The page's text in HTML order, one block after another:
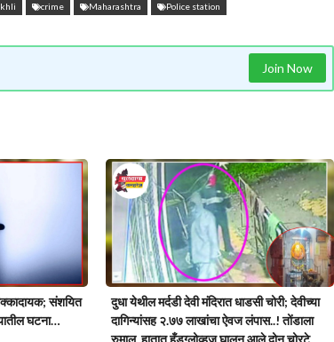
crime Maharashtra Police station
Join Now
संशयित
घटना…
दुधा येथील मर्दडी देवी मंदिरात धाडसी चोरी; देवीच्या
दागिन्यांसह २.७७ लाखांचा ऐवज लंपास..! तोंडाला